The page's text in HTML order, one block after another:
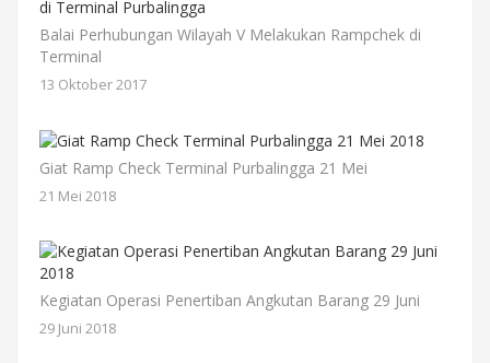
Balai Perhubungan Wilayah V Melakukan Rampchek di
Terminal
13 Oktober 2017
Giat Ramp Check Terminal Purbalingga 21 Mei
21 Mei 2018
Kegiatan Operasi Penertiban Angkutan Barang 29 Juni
29 Juni 2018